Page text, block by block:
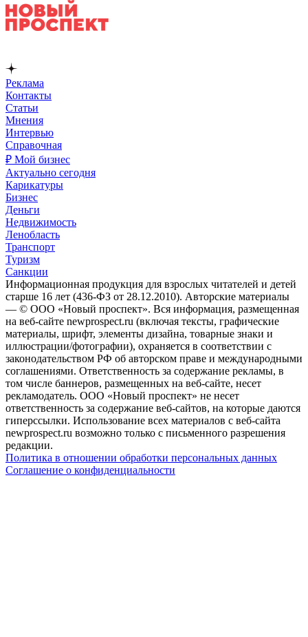
Реклама
Контакты
Статьи
Мнения
Интервью
Справочная
₽ Мой бизнес
Актуально сегодня
Карикатуры
Бизнес
Деньги
Недвижимость
Ленобласть
Транспорт
Туризм
Санкции
Информационная продукция для взрослых читателей и детей
старше 16 лет (436-ФЗ от 28.12.2010). Авторские материалы
— © ООО «Новый проспект». Вся информация, размещенная
на веб-сайте newprospect.ru (включая тексты, графические
материалы, шрифт, элементы дизайна, товарные знаки и
иллюстрации/фотографии), охраняется в соответствии с
законодательством РФ об авторском праве и международными
соглашениями. Ответственность за содержание рекламы, в
том числе баннеров, размещенных на веб-сайте, несет
рекламодатель. ООО «Новый проспект» не несет
ответственность за содержание веб-сайтов, на которые даются
гиперссылки. Использование всех материалов с веб-сайта
newprospect.ru возможно только с письменного разрешения
редакции.
Политика в отношении обработки персональных данных
Соглашение о конфиденциальности